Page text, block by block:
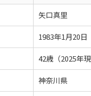
矢口真里
1983年1月20日
42歳（2025年現
神奈川県